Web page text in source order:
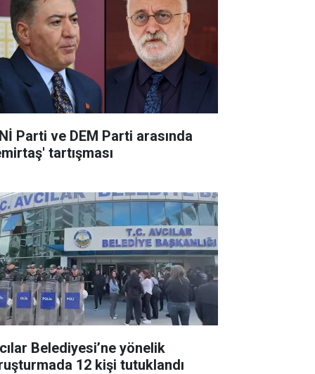
Parti ve DEM Parti arasında
tartışması
Belediyesi’ne yönelik
12 kişi tutuklandı